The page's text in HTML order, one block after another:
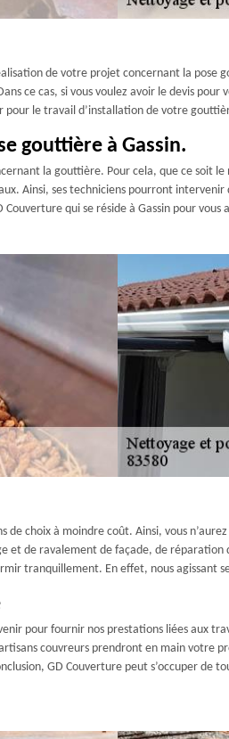
de votre projet concernant la pose
ce cas, si vous voulez avoir le devis
pour le travail d’installation de votre
gouttière à Gassin.
la gouttière. Pour cela, que ce soit
Ainsi, ses techniciens pourront
qui se réside à Gassin pour vous
choix à moindre coût. Ainsi, vous
de ravalement de façade, de
tranquillement. En effet, nous agissant
pour fournir nos prestations liées aux
couvreurs prendront en main votre
GD Couverture peut s’occuper de